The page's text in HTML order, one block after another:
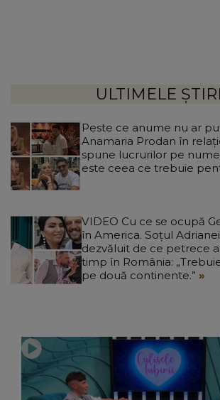
ULTIMELE ȘTIRI
Peste ce anume nu ar
Anamaria Prodan în
spune lucrurilor pe
este ceea ce trebuie
VIDEO Cu ce se ocupă
în America. Soțul
dezvăluit de ce petrece
timp în România:
pe două continente.”